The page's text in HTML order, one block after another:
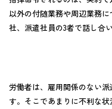
以外の付随業務や周辺業務
社、派遣社員の3者で話し合
労働者は、 雇用関係のない
す。そこであまりに不利な